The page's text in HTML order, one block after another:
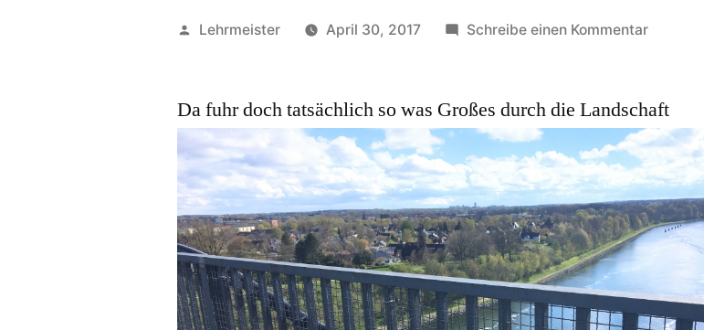
Veröffentlicht
Lehrmeister April 30, 2017 Schreibe einen Kommentarzu
zwischen
Raps
Da fuhr doch tatsächlich so was Großes durch die Landschaft